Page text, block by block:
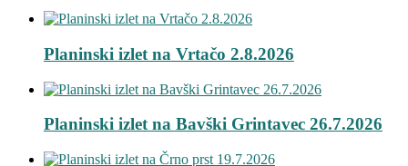
Planinski izlet na Vrtačo 2.8.2026
Planinski izlet na Bavški Grintavec 26.7.2026